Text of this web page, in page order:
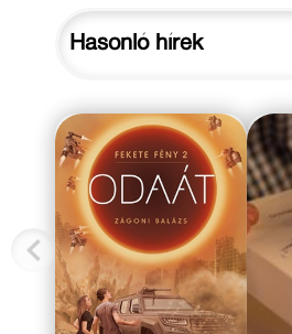
Hasonló hírek